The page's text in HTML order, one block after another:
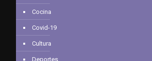
Cocina
Covid-19
Cultura
Deportes